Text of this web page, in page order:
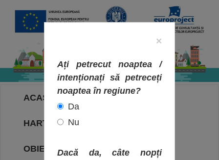
ACASA
HARTA OBIECTIVELOR
OBIECTIVE
×
Ați petrecut noaptea /
intenționați să petreceți
noaptea în regiune?
Da
Nu
Dacă da, câte nopți